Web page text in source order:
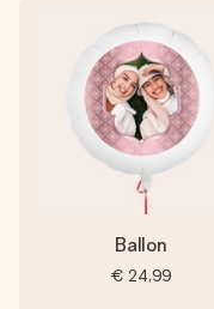
Ballon
€ 24,99